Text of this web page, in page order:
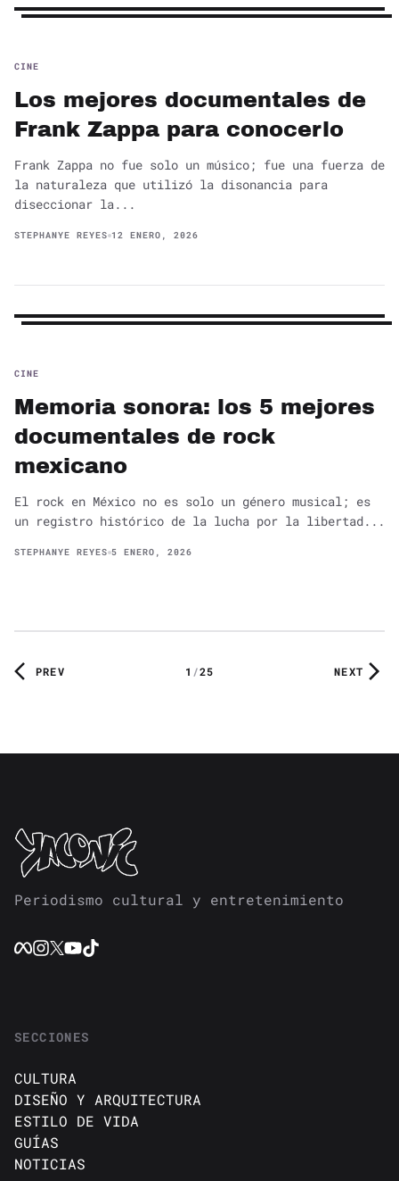
CINE
Los mejores documentales de
Frank Zappa para conocerlo
Frank Zappa no fue solo un músico; fue una fuerza de
la naturaleza que utilizó la disonancia para
diseccionar la...
STEPHANYE REYES 12 ENERO, 2026
CINE
Memoria sonora: los 5 mejores
documentales de rock
mexicano
El rock en México no es solo un género musical; es
un registro histórico de la lucha por la libertad...
STEPHANYE REYES 5 ENERO, 2026
PREV 1 /25 NEXT
Periodismo cultural y entretenimiento
SECCIONES
CULTURA
DISEÑO Y ARQUITECTURA
ESTILO DE VIDA
GUÍAS
NOTICIAS